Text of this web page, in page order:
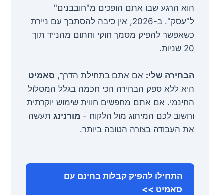
הוא הרגע שבו אתם הופכים מ"חובבנים"
ל"עסק". ב-2026, אין סיבה להסתבך עם ניירת
כשאפשר להפיק מסמך חוקי וחתום מהנייד תוך
20 שניות.
הבחירה שלי: אם אתם בתחילת הדרך, סאמיט
היא ללא ספק הבחירה הכי חכמה בגלל המסלול
החינמי. אם אתם מחפשים חווית שימוש יוקרתית
וחשוב לכם המיתוג מול הלקוח - מורנינג תעשה
את העבודה בצורה הטובה ביותר.
התחילו להפיק קבלות בחינם עם
סאמיט >>